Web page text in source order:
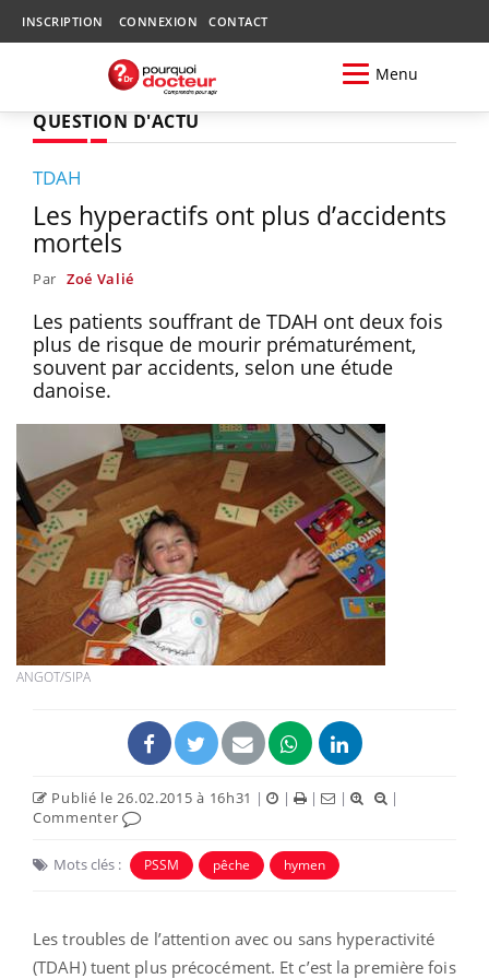
INSCRIPTION CONNEXION CONTACT
Menu
QUESTION D'ACTU
TDAH
Les hyperactifs ont plus d’accidents
mortels
Par Zoé Valié
Les patients souffrant de TDAH ont deux fois
plus de risque de mourir prématurément,
souvent par accidents, selon une étude
danoise.
ANGOT/SIPA
Publié le 26.02.2015 à 16h31 | | | |
|
Commenter
Mots clés : PSSM pêche hymen
Les troubles de l’attention avec ou sans hyperactivité
(TDAH)tuent plus précocément. Et c’est la première fois